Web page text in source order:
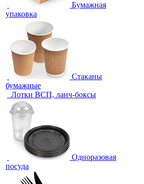
Бумажная
упаковка
Стаканы
бумажные
Лотки ВСП, ланч-боксы
Одноразовая
посуда